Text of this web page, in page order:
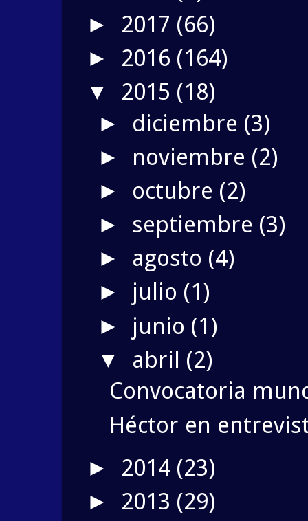
► 2017 (66)
► 2016 (164)
▼ 2015 (18)
► diciembre (3)
► noviembre (2)
► octubre (2)
► septiembre (3)
► agosto (4)
► julio (1)
► junio (1)
▼ abril (2)
Convocatoria
Héctor en
► 2014 (23)
► 2013 (29)